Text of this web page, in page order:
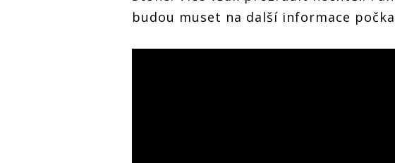
budou muset na další informace